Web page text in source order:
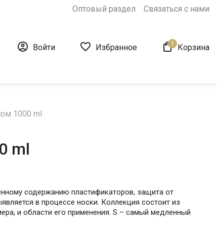
Оптовый раздел Связаться с нами
 Войти  Избранное  Корзина
1
1000 ml
ml
содержанию пластификаторов, защита от
в процессе носки. Коллекция состоит из
и области его применения. S – самый медленный